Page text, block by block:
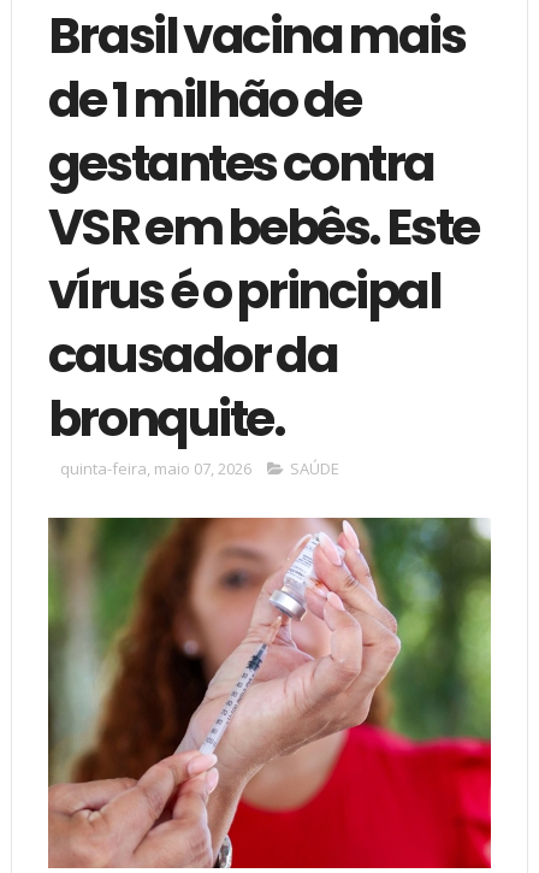
Brasil vacina mais
de 1 milhão de
gestantes contra
VSR em bebês. Este
vírus é o principal
causador da
bronquite.
quinta-feira, maio 07, 2026 SAÚDE